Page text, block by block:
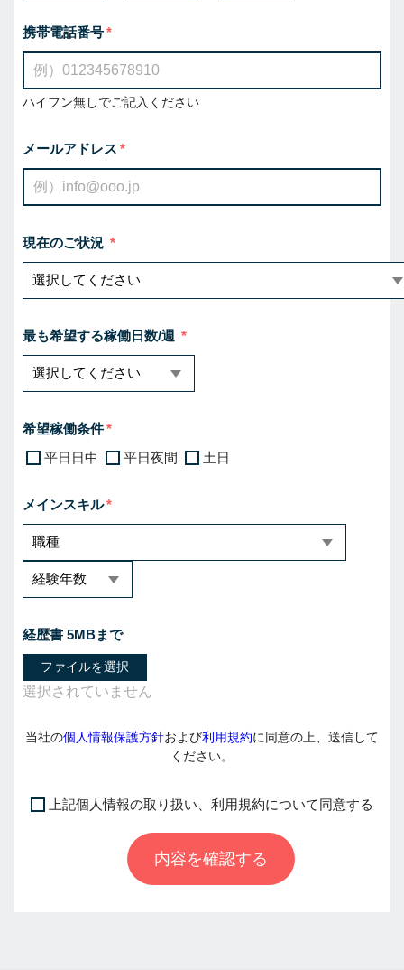
携帯電話番号
ハイフン無しでご記入ください
メールアドレス
現在のご状況
最も希望する稼働日数/週
希望稼働条件
平日日中
平日夜間 土日
メインスキル
経歴書 5MBまで
ファイルを選択
当社の個人情報保護方針および利用規約に同意の上、送信して
ください。
上記個人情報の取り扱い、利用規約について同意する
内容を確認する